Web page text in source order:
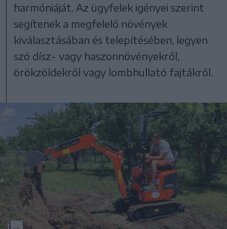
harmóniáját. Az ügyfelek igényei szerint
segítenek a megfelelő növények
kiválasztásában és telepítésében, legyen
szó dísz- vagy haszonnövényekről,
örökzöldekről vagy lombhullató fajtákról.